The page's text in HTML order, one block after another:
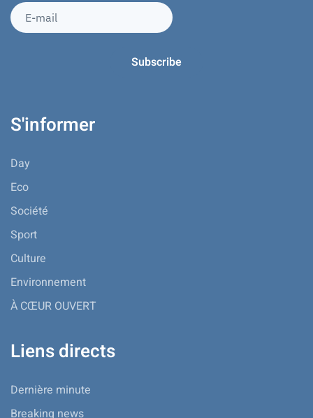
S'informer
Day
Eco
Société
Sport
Culture
Environnement
À CŒUR OUVERT
Liens directs
Dernière minute
Breaking news